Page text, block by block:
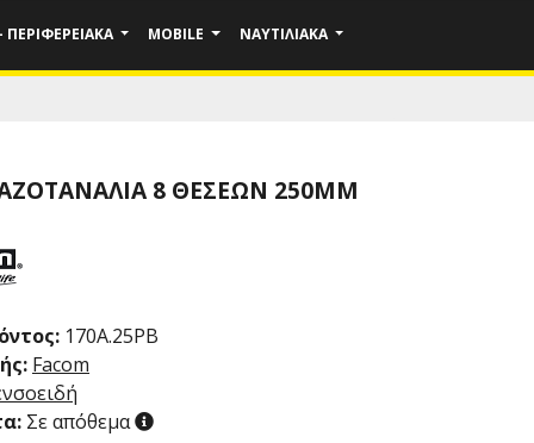
ΠΕΡΙΦΕΡΕΙΑΚΆ MOBILE ΝΑΥΤΙΛΙΑΚΆ
8 ΘΈΣΕΩΝ 250MM
170A.25PB
Facom
Σε απόθεμα